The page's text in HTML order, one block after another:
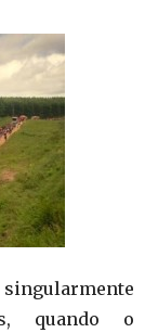
quando o